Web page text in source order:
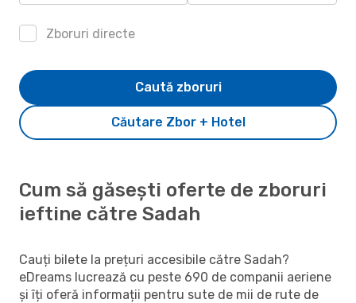
Zboruri directe
Căutare Zbor + Hotel
Caută zboruri
Cum să găsești oferte de zboruri
ieftine către Sadah
Cauți bilete la prețuri accesibile către Sadah?
eDreams lucrează cu peste 690 de companii aeriene
și îți oferă informații pentru sute de mii de rute de